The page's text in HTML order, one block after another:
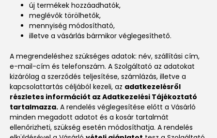
új termékek hozzáadhatók,
meglévők törölhetők,
mennyiség módosítható,
illetve a vásárlás bármikor véglegesíthető.
A megrendeléshez szükséges adatok: név, szállítási cím,
e-mail-cím és telefonszám. A Szolgáltató az adatokat
kizárólag a szerződés teljesítése, számlázás, illetve a
kapcsolattartás céljából kezeli, az adatkezelésről
részletes információt az Adatkezelési Tájékoztató
tartalmazza. A rendelés véglegesítése előtt a Vásárló
minden megadott adatot és a kosár tartalmát
ellenőrizheti, szükség esetén módosíthatja. A rendelés